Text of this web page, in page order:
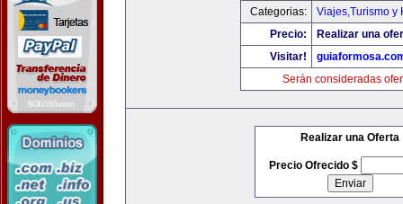
Categorias:
Viajes,Turismo y
Precio:
Realizar una
Visitar!
Serán consideradas
Realizar una Oferta
Precio Ofrecido $